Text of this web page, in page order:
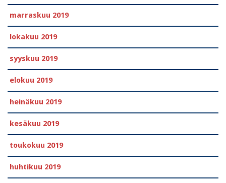
marraskuu 2019
lokakuu 2019
syyskuu 2019
elokuu 2019
heinäkuu 2019
kesäkuu 2019
toukokuu 2019
huhtikuu 2019